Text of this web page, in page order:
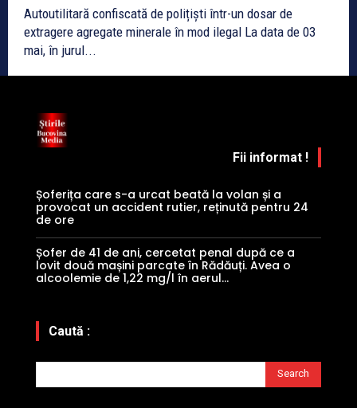
Autoutilitară confiscată de polițiști într-un dosar de
extragere agregate minerale în mod ilegal La data de 03
mai, în jurul...
Fii informat !
Șoferița care s-a urcat beată la volan și a
provocat un accident rutier, reținută pentru 24
de ore
Șofer de 41 de ani, cercetat penal după ce a
lovit două mașini parcate în Rădăuți. Avea o
alcoolemie de 1,22 mg/l în aerul...
Caută :
Search